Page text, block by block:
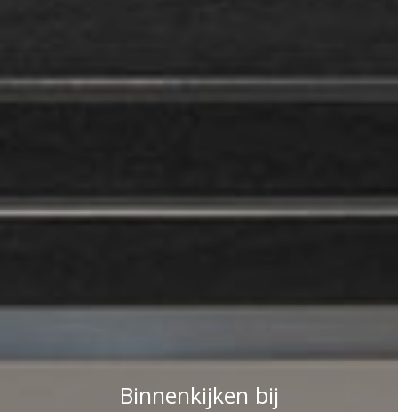
Binnenkijken bij